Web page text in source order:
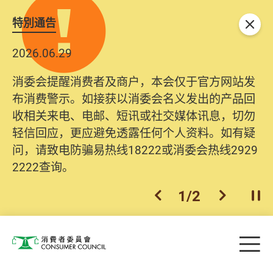
特別通告
2026.06.29
消委会提醒消费者及商户，本会仅于官方网站发
布消费警示。如接获以消委会名义发出的产品回
收相关来电、电邮、短讯或社交媒体讯息，切勿
轻信回应，更应避免透露任何个人资料。如有疑
问，请致电防骗易热线18222或消委会热线2929
2222查询。
上一个
1/2 下一个开
关闭
消费者委员会 目